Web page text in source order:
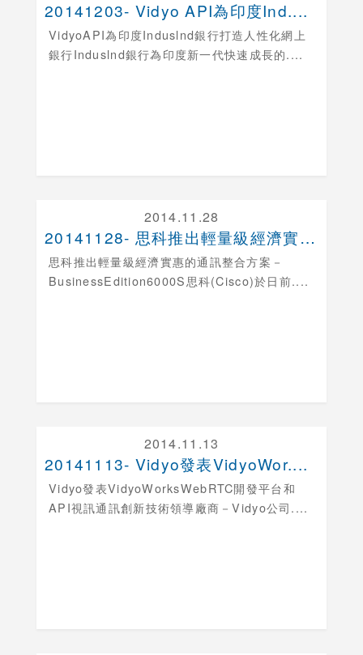
20141203- Vidyo API為印度Ind....
VidyoAPI為印度Induslnd銀行打造人性化網上
銀行Induslnd銀行為印度新一代快速成長的....
2014.11.28
20141128- 思科推出輕量級經濟實惠的通訊整....
思科推出輕量級經濟實惠的通訊整合方案－
BusinessEdition6000S思科(Cisco)於日前....
2014.11.13
20141113- Vidyo發表VidyoWor....
Vidyo發表VidyoWorksWebRTC開發平台和
API視訊通訊創新技術領導廠商－Vidyo公司....